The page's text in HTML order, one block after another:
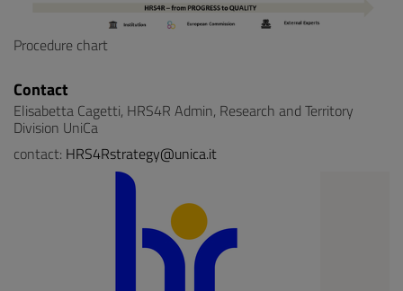
Procedure chart
Contact
Elisabetta Cagetti, HRS4R Admin, Research and Territory
Division UniCa
contact: HRS4Rstrategy@unica.it